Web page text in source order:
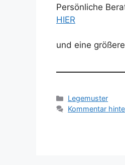
Persönliche
HIER
und eine
Kategorien
Legemuster
Kommentar